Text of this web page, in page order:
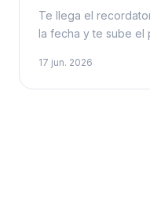
Te llega el
la fecha y te sube el
17 jun. 2026